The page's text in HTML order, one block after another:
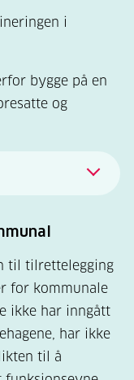
ut
må ha
av
å fatte
om
. For barn
som er
i
bygge på en
og
2012).
om
skole,
skjemaer.
til tilrettelegging
for kommunale
ikke har inngått
har ikke
til å